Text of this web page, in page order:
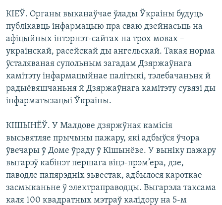
КІЕЎ. Органы выканаўчае ўлады Ўкраіны будуць
публікавць інфармацыю пра сваю дзейнасьць на
афіцыйных інтэрнэт-сайтах на трох мовах –
украінскай, расейскай ды ангельскай. Такая норма
ўсталяваная супольным загадам Дзяржаўнага
камітэту інфармацыйнае палітыкі, тэлебачаньня й
радыёвяшчаньня й Дзяржаўнага камітэту сувязі ды
інфарматызацыі Ўкраіны.
КІШЫНЁЎ. У Малдове дзяржўная камісія
высьвятляе прычыны пажару, які адбыўся ўчора
ўвечары ў Доме ўраду ў Кішынёве. У выніку пажару
выгарэў кабінэт першага віцэ-прэм’ера, дзе,
паводле папярэдніх зьвестак, адбылося кароткае
засмыканьне ў электраправодцы. Выгарэла таксама
каля 100 квадратных мэтраў калідору на 5-м